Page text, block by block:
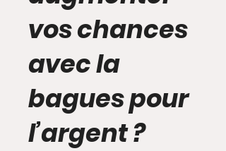
vos chances
avec la
bagues pour
l’argent ?